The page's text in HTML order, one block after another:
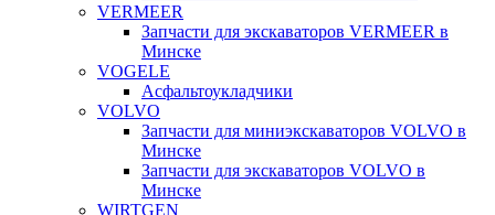
VERMEER
Запчасти для экскаваторов VERMEER в
Минске
VOGELE
Асфальтоукладчики
VOLVO
Запчасти для миниэкскаваторов VOLVO в
Минске
Запчасти для экскаваторов VOLVO в
Минске
WIRTGEN